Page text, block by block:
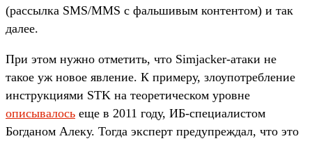
(рассылка SMS/MMS с фальшивым контентом) и так
далее.
При этом нужно отметить, что Simjacker-атаки не
такое уж новое явление. К примеру, злоупотребление
инструкциями STK на теоретическом уровне
описывалось еще в 2011 году, ИБ-специалистом
Богданом Алеку. Тогда эксперт предупреждал, что это